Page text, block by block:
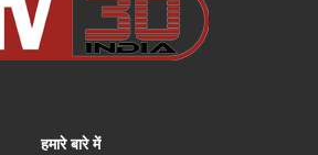
हमारे बारे में